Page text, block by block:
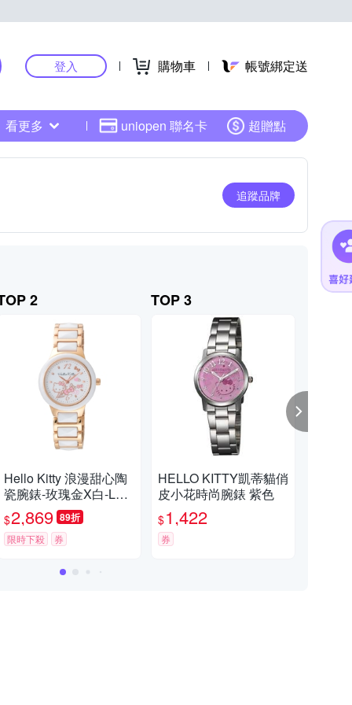
登入 購物車 帳號綁定送
看更多 uniopen 聯名卡 超贈點
追蹤品牌
【百科良品】保鮮餐盒餐具、水壺 優惠中
滿$99出貨
2
Hello Kitty 浪漫甜心陶
瓷腕錶-玫瑰金X白-LK7
06LRWW-32mm
$2,869 89折
限時下殺 券
TOP 3
HELLO KITTY凱蒂貓俏
皮小花時尚腕錶 紫色
$1,422
券